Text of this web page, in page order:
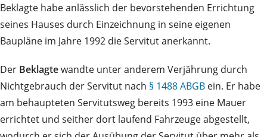
Beklagte habe anlässlich der bevorstehenden Errichtung
seines Hauses durch Einzeichnung in seine eigenen
Baupläne im Jahre 1992 die Servitut anerkannt.
Der Beklagtewandte unter anderem Verjährung durch
Nichtgebrauch der Servitut nach § 1488 ABGB ein. Er habe
am behaupteten Servitutsweg bereits 1993 eine Mauer
errichtet und seither dort laufend Fahrzeuge abgestellt,